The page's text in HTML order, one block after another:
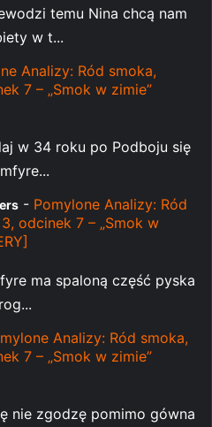
temu Nina chcą nam
w t...
Analizy: Ród smoka,
7 – „Smok w zimie”
w 34 roku po Podboju się
- Pomylone Analizy: Ród
odcinek 7 – „Smok w
ma spaloną część pyska
Analizy: Ród smoka,
7 – „Smok w zimie”
nie zgodzę pomimo gówna